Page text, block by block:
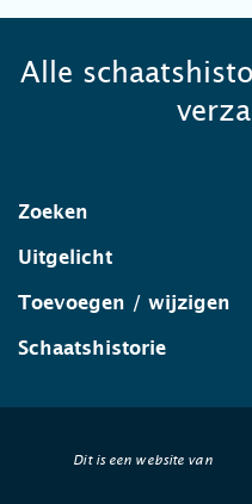
Alle
Zoeken
Uitgelicht
Toevoegen / wijzigen
Schaatshistorie
Dit is een website van